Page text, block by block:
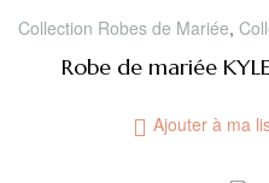
Collection Robes de Mariée,
Robe de mariée
Ajouter à ma